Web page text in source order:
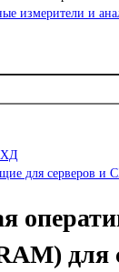
измерители и
для серверов и
для